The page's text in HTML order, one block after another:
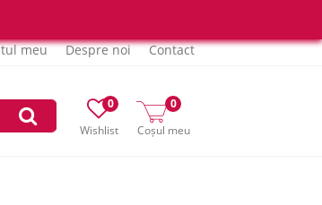
meu Despre noi Contact
Wishlist
0
Coșul meu
0